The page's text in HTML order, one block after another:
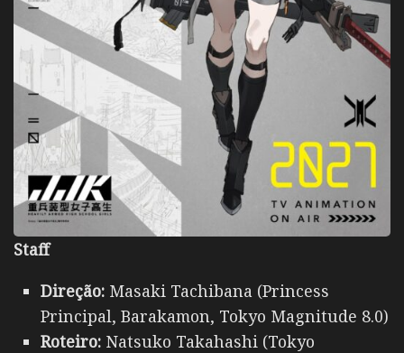
Staff
Direção: Masaki Tachibana (Princess
Principal, Barakamon, Tokyo Magnitude 8.0)
Roteiro: Natsuko Takahashi (Tokyo